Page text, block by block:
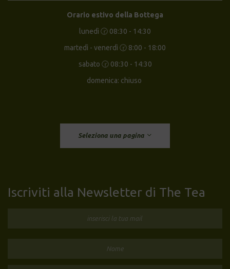
Orario estivo della Bottega
lunedì 🕝 08:30 - 14:30
martedì - venerdì 🕝 8:00 - 18:00
sabato 🕝 08:30 - 14:30
domenica: chiuso
Seleziona una pagina
Iscriviti alla Newsletter di The Tea